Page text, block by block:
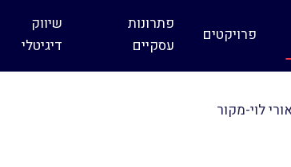
פרויקטים
פתרונות
עסקיים
שיווק
דיגיטלי